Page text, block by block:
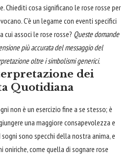
Chiediti cosa significano le rose rosse per
C'è un legame con eventi specifici
cui associ le rose rosse? Queste domande
più accurata del messaggio del
oltre i simbolismi generici.
dei
Quotidiana
non è un esercizio fine a se stesso; è
una maggiore consapevolezza e
sono specchi della nostra anima, e
come quella di sognare rose